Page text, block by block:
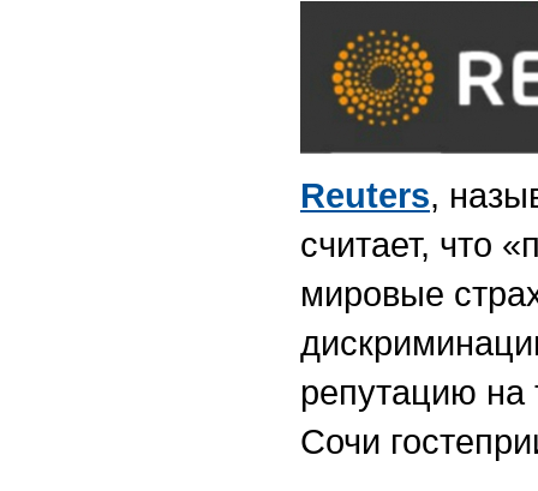
Reuters,
считает, что
мировые
репутацию на
Сочи